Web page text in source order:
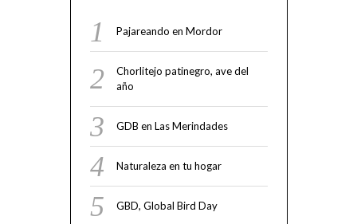
Pajareando en Mordor
Chorlitejo patinegro, ave del
año
GDB en Las Merindades
Naturaleza en tu hogar
GBD, Global Bird Day